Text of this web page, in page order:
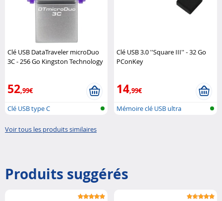
Clé USB DataTraveler microDuo
3C - 256 Go Kingston Technology
52,99€
Clé USB type C
Clé USB 3.0 ''Square III'' - 32 Go
PConKey
14,99€
Mémoire clé USB ultra
Voir tous les produits similaires
Produits suggérés